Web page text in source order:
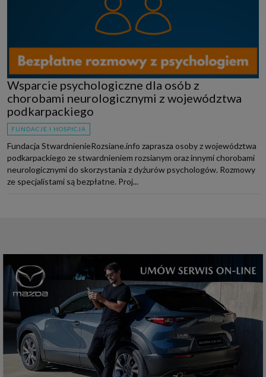
Wsparcie psychologiczne dla osób z
chorobami neurologicznymi z województwa
podkarpackiego
FUNDACJE I HOSPICJA
Fundacja StwardnienieRozsiane.info zaprasza osoby z województwa
podkarpackiego ze stwardnieniem rozsianym oraz innymi chorobami
neurologicznymi do skorzystania z dyżurów psychologów. Rozmowy
ze specjalistami są bezpłatne. Proj...